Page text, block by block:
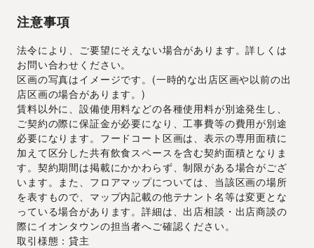
注意事項
法令により、ご要望にそえない場合があります。詳しくは
お問い合わせください。
区画の写真はイメージです。(一時的な出店区画や以前の出
店区画の場合があります。)
賃料以外に、設備使用料などの各種使用料が別途発生し、
ご契約の際に保証金が必要になり、工事費等の費用が別途
必要になります。フードコート区画は、表示の専用面積に
加えて区分した共有飲食スペースを含む契約面積となりま
す。契約期間は掲載にかかわらず、制限がある場合がござ
います。また、フロアマップについては、当該区画の場所
を表すもので、マップ内記載の他テナント名等は変更とな
っている場合があります。詳細は、出店相談・出店商談の
際にイオンタウンの担当者へご確認ください。
取引様態：貸主